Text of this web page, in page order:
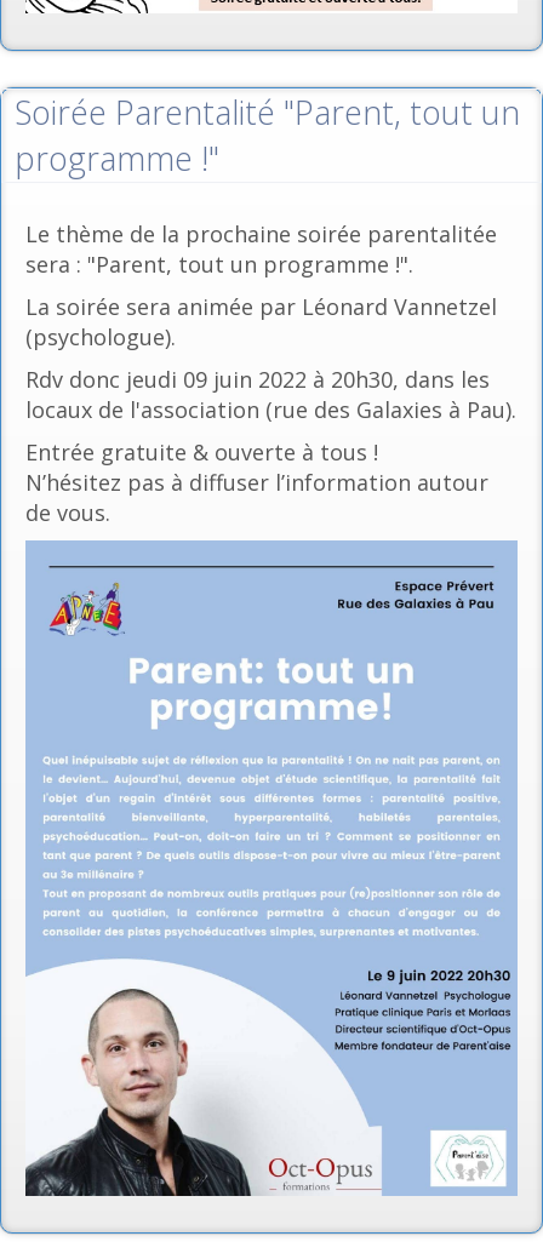
Soirée Parentalité "Parent, tout un
programme !"
Le thème de la prochaine soirée parentalitée
sera : "Parent, tout un programme !".
La soirée sera animée par Léonard Vannetzel
(psychologue).
Rdv donc jeudi 09 juin 2022 à 20h30, dans les
locaux de l'association (rue des Galaxies à Pau).
Entrée gratuite & ouverte à tous !
N’hésitez pas à diffuser l’information autour
de vous.